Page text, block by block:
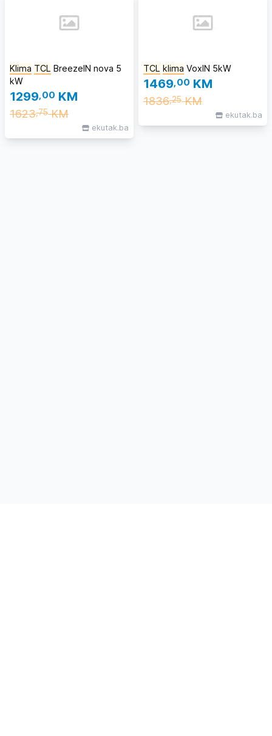
Klima TCL BreezeIN nova 5
kW
1299,00 KM
1623,75KM
ekutak.ba
TCL klima VoxIN 5kW
1469,00 KM
1836,25KM
ekutak.ba